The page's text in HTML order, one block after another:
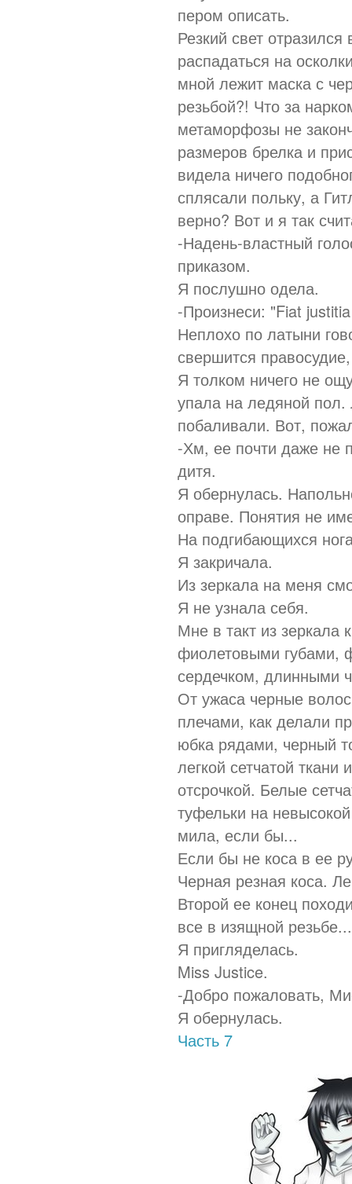
пером описать.
Резкий свет
распадаться на
мной лежит маска с
резьбой?! Что за
метаморфозы не
размеров брелка и
видела ничего
сплясали польку, а
верно? Вот и я так
-Надень-властный
приказом.
Я послушно одела.
-Произнеси: "Fiat
Неплохо по латыни
свершится
Я толком ничего не
упала на ледяной пол.
побаливали. Вот,
-Хм, ее почти даже не
дитя.
Я обернулась.
оправе. Понятия не
На подгибающихся
Я закричала.
Из зеркала на меня
Я не узнала себя.
Мне в такт из зеркала
фиолетовыми губами,
сердечком, длинными
От ужаса черные
плечами, как делали
юбка рядами, черный
легкой сетчатой
отсрочкой. Белые
туфельки на
мила, если бы...
Если бы не коса в ее
Черная резная коса.
Второй ее конец
все в изящной
Я пригляделась.
Miss Justice.
-Добро пожаловать,
Я обернулась.
Часть 7